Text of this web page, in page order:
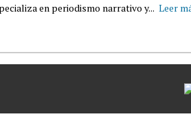
en periodismo narrativo y... Leer